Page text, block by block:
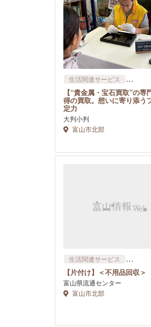
生活関連サービス
リサイクル・物品賃貸​（
ル）
【“貴金属・宝石買取”の専
得の買取。想いに寄り添う
定力
大判小判
富山市北部
生活関連サービス
リサイクル・物品賃貸​（レ
ル）
ブランド・ジュエリー
雑貨
【片付け】＜不用品回収＞
富山県流通センター
富山市北部